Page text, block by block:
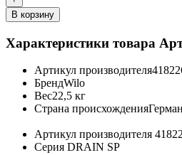
В корзину
Характеристики товара
Артикул производителя
БрендWilo
Вес22,5 кг
Страна происхождения
Артикул производителя
Серия DRAIN SP